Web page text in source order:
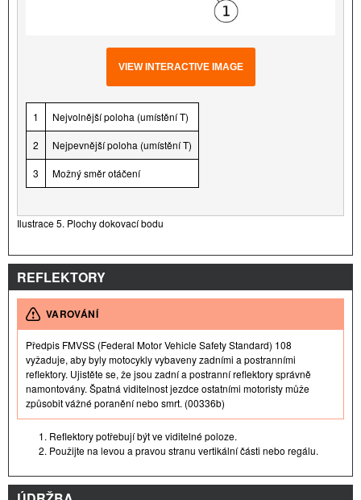
VIEW INTERACTIVE IMAGE
1 Nejvolnější poloha (umístění T)
2 Nejpevnější poloha (umístění T)
3 Možný směr otáčení
Ilustrace 5. Plochy dokovací bodu
REFLEKTORY
VAROVÁNÍ
Předpis FMVSS (Federal Motor Vehicle Safety Standard) 108
vyžaduje, aby byly motocykly vybaveny zadními a postranními
reflektory. Ujistěte se, že jsou zadní a postranní reflektory správně
namontovány. Špatná viditelnost jezdce ostatními motoristy může
způsobit vážné poranění nebo smrt. (00336b)
Reflektory potřebují být ve viditelné poloze.
Použijte na levou a pravou stranu vertikální části nebo regálu.